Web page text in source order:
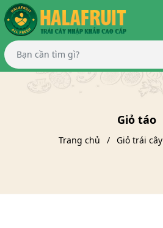
Giỏ táo
Trang chủ Giỏ trái cây